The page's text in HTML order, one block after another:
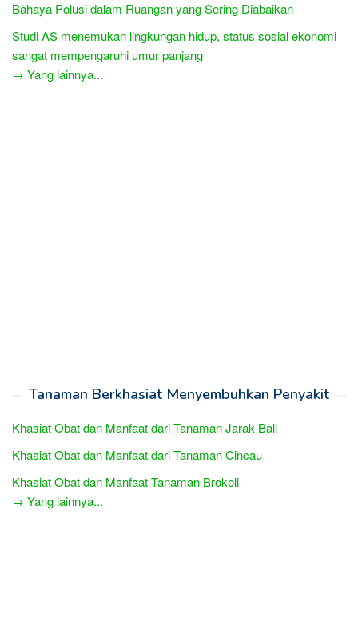
Bahaya Polusi dalam Ruangan yang Sering Diabaikan
Studi AS menemukan lingkungan hidup, status sosial ekonomi
sangat mempengaruhi umur panjang
→ Yang lainnya...
Tanaman Berkhasiat Menyembuhkan Penyakit
Khasiat Obat dan Manfaat dari Tanaman Jarak Bali
Khasiat Obat dan Manfaat dari Tanaman Cincau
Khasiat Obat dan Manfaat Tanaman Brokoli
→ Yang lainnya...